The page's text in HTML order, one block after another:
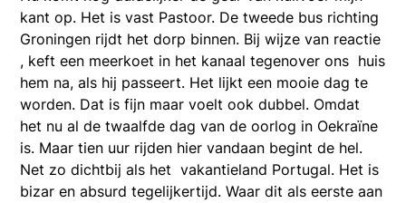
kant op. Het is vast Pastoor. De tweede bus richting
Groningen rijdt het dorp binnen. Bij wijze van reactie
, keft een meerkoet in het kanaal tegenover ons huis
hem na, als hij passeert. Het lijkt een mooie dag te
worden. Dat is fijn maar voelt ook dubbel. Omdat
het nu al de twaalfde dag van de oorlog in Oekraïne
is. Maar tien uur rijden hier vandaan begint de hel.
Net zo dichtbij als het vakantieland Portugal. Het is
bizar en absurd tegelijkertijd. Waar dit als eerste aan